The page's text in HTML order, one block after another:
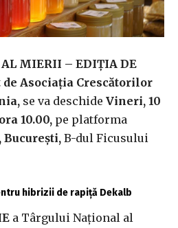
MIERII – EDIŢIA DE
Asociaţia Crescătorilor
se va deschide Vineri, 10
10.00, pe platforma
Bucureşti, B-dul Ficusului
hibrizii de rapiță Dekalb
a Târgului Naţional al